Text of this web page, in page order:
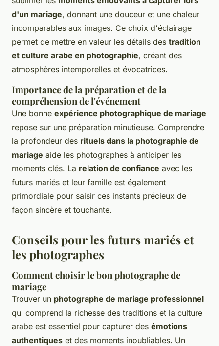
d'un mariage, donnant une douceur et une chaleur
incomparables aux images. Ce choix d'éclairage
permet de mettre en valeur les détails des tradition
et culture arabe en photographie, créant des
atmosphères intemporelles et évocatrices.
Importance de la préparation et de la
compréhension de l'événement
Une bonne expérience photographique de mariage
repose sur une préparation minutieuse. Comprendre
la profondeur des rituels dans la photographie de
mariage aide les photographes à anticiper les
moments clés. La relation de confiance avec les
futurs mariés et leur famille est également
primordiale pour saisir ces instants précieux de
façon sincère et touchante.
Conseils pour les futurs mariés et
les photographes
Comment choisir le bon photographe de
mariage
Trouver un photographe de mariage professionnel
qui comprend la richesse des traditions et la culture
arabe est essentiel pour capturer des émotions
authentiques et des moments inoubliables. Un